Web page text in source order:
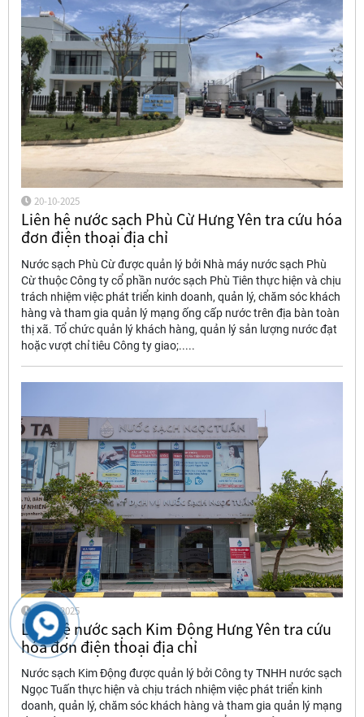
20-10-2025
Liên hệ nước sạch Phù Cừ Hưng Yên tra cứu hóa
đơn điện thoại địa chỉ
Nước sạch Phù Cừ được quản lý bởi Nhà máy nước sạch Phù
Cừ thuộc Công ty cổ phần nước sạch Phù Tiên thực hiện và chịu
trách nhiệm việc phát triển kinh doanh, quản lý, chăm sóc khách
hàng và tham gia quản lý mạng ống cấp nước trên địa bàn toàn
thị xã. Tổ chức quản lý khách hàng, quản lý sản lượng nước đạt
hoặc vượt chỉ tiêu Công ty giao;.....
20-10-2025
Liên hệ nước sạch Kim Động Hưng Yên tra cứu
hóa đơn điện thoại địa chỉ
Nước sạch Kim Động được quản lý bởi Công ty TNHH nước sạch
Ngọc Tuấn thực hiện và chịu trách nhiệm việc phát triển kinh
doanh, quản lý, chăm sóc khách hàng và tham gia quản lý mạng